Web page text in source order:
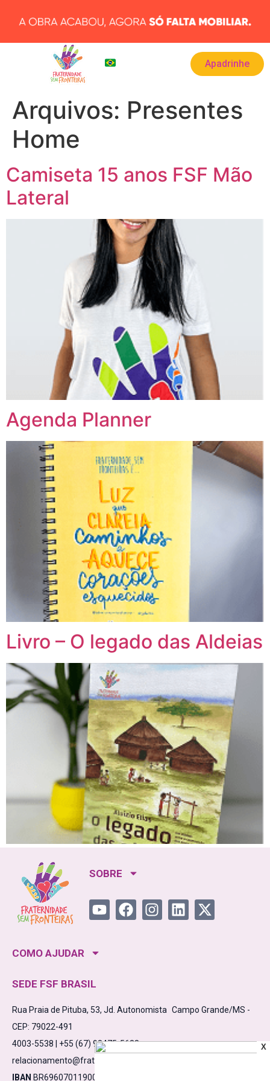
BRA Apadrinhe
Arquivos: Presentes
Home
Camiseta 15 anos FSF Mão
Lateral
Agenda Planner
Livro – O legado das Aldeias
SOBRE
COMO AJUDAR
SEDE FSF BRASIL
Rua Praia de Pituba, 53, Jd. Autonomista Campo Grande/MS -
CEP: 79022-491
4003-5538 | +55 (67) 98475-5638
relacionamento@fraternidadesemfronteiras.org.br
IBAN BR6960701190000910000532861C1
X